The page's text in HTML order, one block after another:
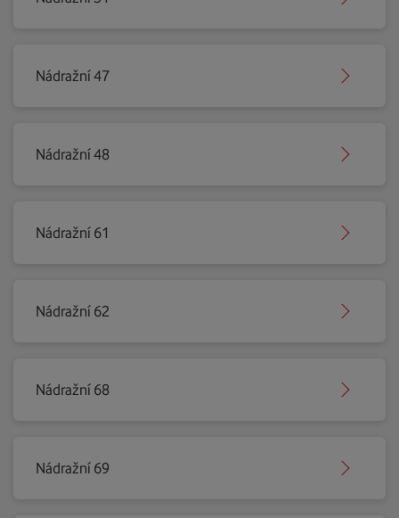
Nádražní 47
Nádražní 48
Nádražní 61
Nádražní 62
Nádražní 68
Nádražní 69